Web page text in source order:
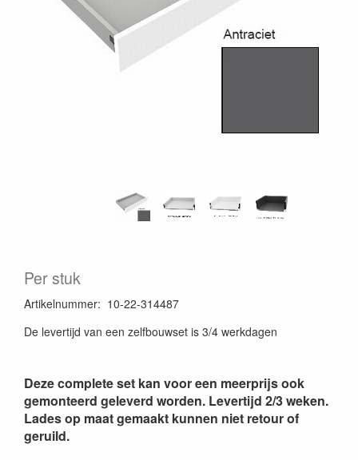
Per stuk
Artikelnummer: 10-22-314487
De levertijd van een zelfbouwset is 3/4 werkdagen
Deze complete set kan voor een meerprijs ook
gemonteerd geleverd worden. Levertijd 2/3 weken.
Lades op maat gemaakt kunnen niet retour of
geruild.